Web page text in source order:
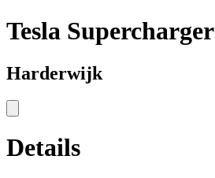
Tesla Supercharger
Harderwijk
Details